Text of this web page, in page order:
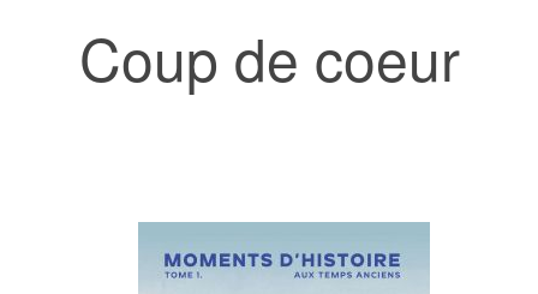
Coup de coeur